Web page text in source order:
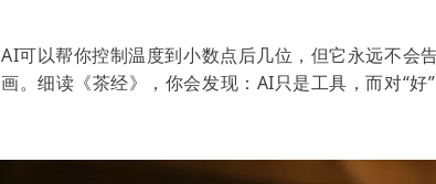
AI可以帮你控制温度到小数点后几位，但它永远不会
画。细读《茶经》，你会发现：AI只是工具，而对“好”